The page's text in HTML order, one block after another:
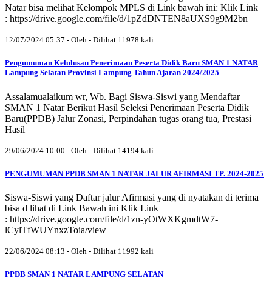
Natar bisa melihat Kelompok MPLS di Link bawah ini: Klik Link
: https://drive.google.com/file/d/1pZdDNTEN8aUXS9g9M2bn
12/07/2024 05:37 - Oleh - Dilihat 11978 kali
Pengumuman Kelulusan Penerimaan Peserta Didik Baru SMAN 1 NATAR
Lampung Selatan Provinsi Lampung Tahun Ajaran 2024/2025
Assalamualaikum wr, Wb. Bagi Siswa-Siswi yang Mendaftar
SMAN 1 Natar Berikut Hasil Seleksi Penerimaan Peserta Didik
Baru(PPDB) Jalur Zonasi, Perpindahan tugas orang tua, Prestasi
Hasil
29/06/2024 10:00 - Oleh - Dilihat 14194 kali
PENGUMUMAN PPDB SMAN 1 NATAR JALUR AFIRMASI TP. 2024-2025
Siswa-Siswi yang Daftar jalur Afirmasi yang di nyatakan di terima
bisa d lihat di Link Bawah ini Klik Link
: https://drive.google.com/file/d/1zn-yOtWXKgmdtW7-
lCylTfWUYnxzToia/view
22/06/2024 08:13 - Oleh - Dilihat 11992 kali
PPDB SMAN 1 NATAR LAMPUNG SELATAN